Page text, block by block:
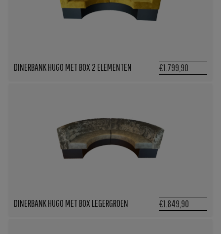
DINERBANK HUGO MET BOX 2 ELEMENTEN €1.799,90
DINERBANK HUGO MET BOX LEGERGROEN €1.849,90